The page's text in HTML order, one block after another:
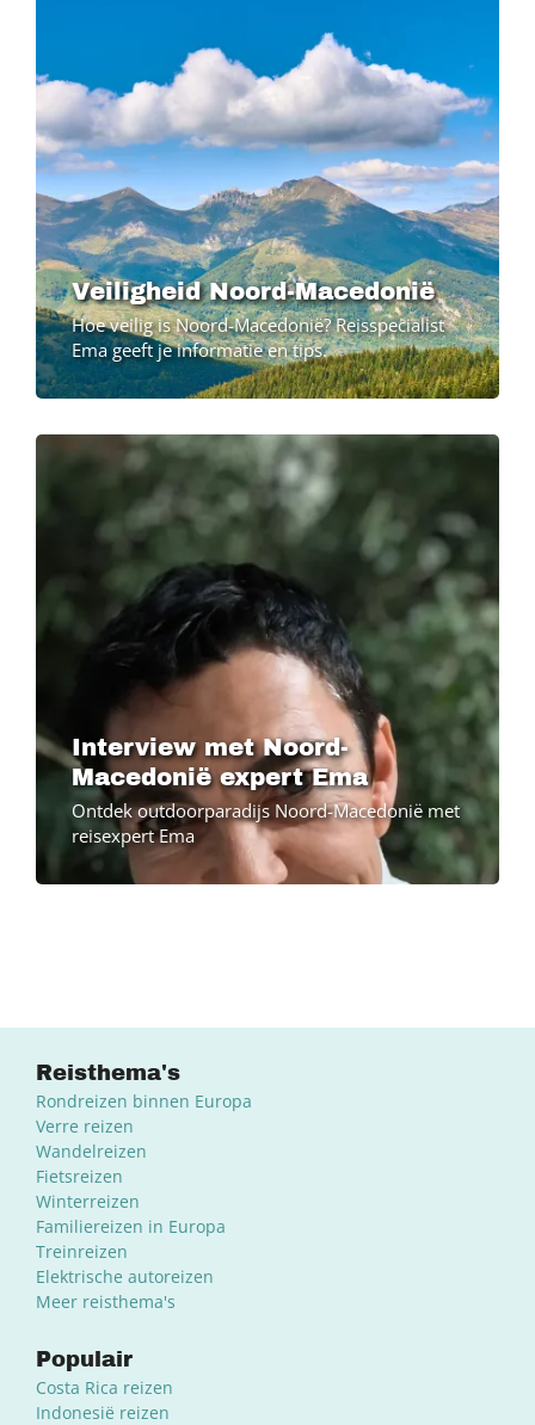
Veiligheid Noord-Macedonië
Hoe veilig is Noord-Macedonië? Reisspecialist
Ema geeft je informatie en tips.
Image
Interview met Noord-
Macedonië expert Ema
Ontdek outdoorparadijs Noord-Macedonië met
reisexpert Ema
Reisthema's
Rondreizen binnen Europa
Verre reizen
Wandelreizen
Fietsreizen
Winterreizen
Familiereizen in Europa
Treinreizen
Elektrische autoreizen
Meer reisthema's
Populair
Costa Rica reizen
Indonesië reizen